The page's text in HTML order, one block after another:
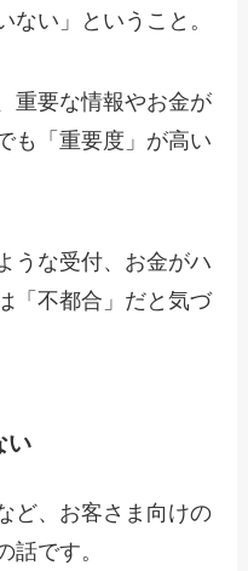
ない」ということ。
重要な情報やお金が
も「重要度」が高い
うな受付、お金がハ
「不都合」だと気づ
い
ど、お客さま向けの
話です。